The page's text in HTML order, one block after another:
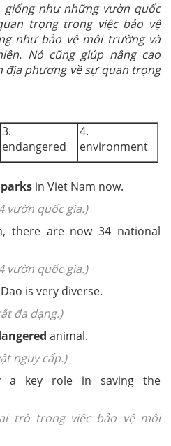
giống như những vườn quốc
trọng trong việc bảo vệ
như bảo vệ môi trường và
Nó cũng giúp nâng cao
địa phương về sự quan trọng
3.
endangered
4.
environment
in Viet Nam now.
vườn quốc gia.)
there are now 34 national
vườn quốc gia.)
is very diverse.
đa dạng.)
animal.
nguy cấp.)
a key role in saving the
trò trong việc bảo vệ môi